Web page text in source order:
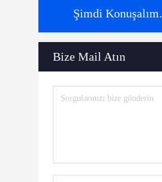
Şimdi Konuşalım.
Bize Mail Atın